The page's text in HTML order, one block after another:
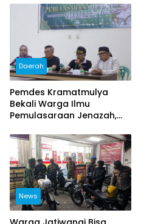
Daerah
Pemdes Kramatmulya
Bekali Warga Ilmu
Pemulasaraan Jenazah,
dan Keagamaan
News